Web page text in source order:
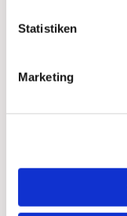
Statistiken
Marketing